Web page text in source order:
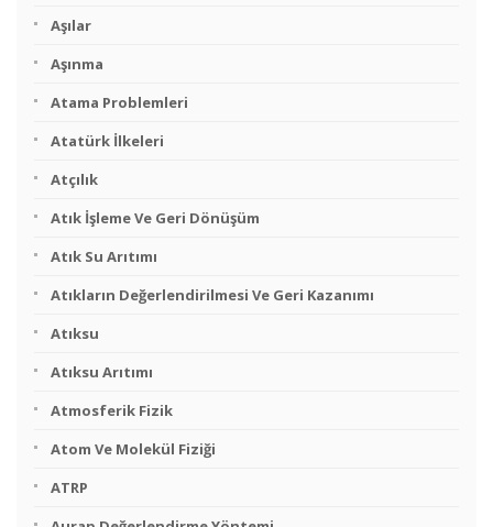
Aşılar
Aşınma
Atama Problemleri
Atatürk İlkeleri
Atçılık
Atık İşleme Ve Geri Dönüşüm
Atık Su Arıtımı
Atıkların Değerlendirilmesi Ve Geri Kazanımı
Atıksu
Atıksu Arıtımı
Atmosferik Fizik
Atom Ve Molekül Fiziği
ATRP